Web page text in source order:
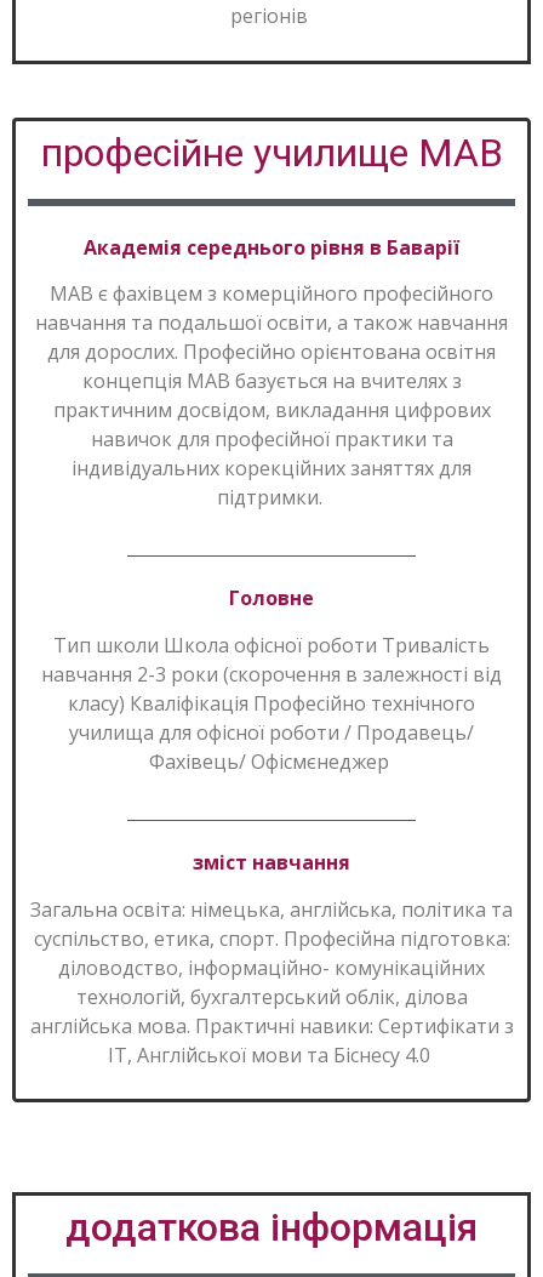
регіонів
професійне училище МАB
Академія середнього рівня в Баварії
MAB є фахівцем з комерційного професійного
навчання та подальшої освіти, а також навчання
для дорослих. Професійно орієнтована освітня
концепція MAB базується на вчителях з
практичним досвідом, викладання цифрових
навичок для професійної практики та
індивідуальних корекційних заняттях для
підтримки.
Головне
Тип школи Школа офісної роботи Тривалість
навчання 2-3 роки (скорочення в залежності від
класу) Кваліфікація Професійно технічного
училища для офісної роботи / Продавець/
Фахівець/ Офісмєнеджер
зміст навчання
Загальна освіта: німецька, англійська, політика та
суспільство, етика, спорт. Професійна підготовка:
діловодство, інформаційно- комунікаційних
технологій, бухгалтерський облік, ділова
англійська мова. Практичні навики: Сертифікати з
IT, Англійської мови та Біснесу 4.0
додаткова інформація